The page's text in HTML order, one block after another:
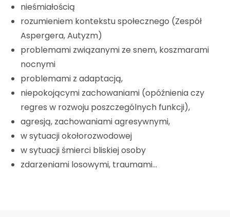
nieśmiałością
rozumieniem kontekstu społecznego (Zespół
Aspergera, Autyzm)
problemami związanymi ze snem, koszmarami
nocnymi
problemami z adaptacją,
niepokojącymi zachowaniami (opóźnienia czy
regres w rozwoju poszczególnych funkcji),
agresją, zachowaniami agresywnymi,
w sytuacji okołorozwodowej
w sytuacji śmierci bliskiej osoby
zdarzeniami losowymi, traumami…